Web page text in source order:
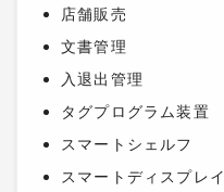
店舗販売
文書管理
入退出管理
タグプログラム装置
スマートシェルフ
スマートディスプレイ